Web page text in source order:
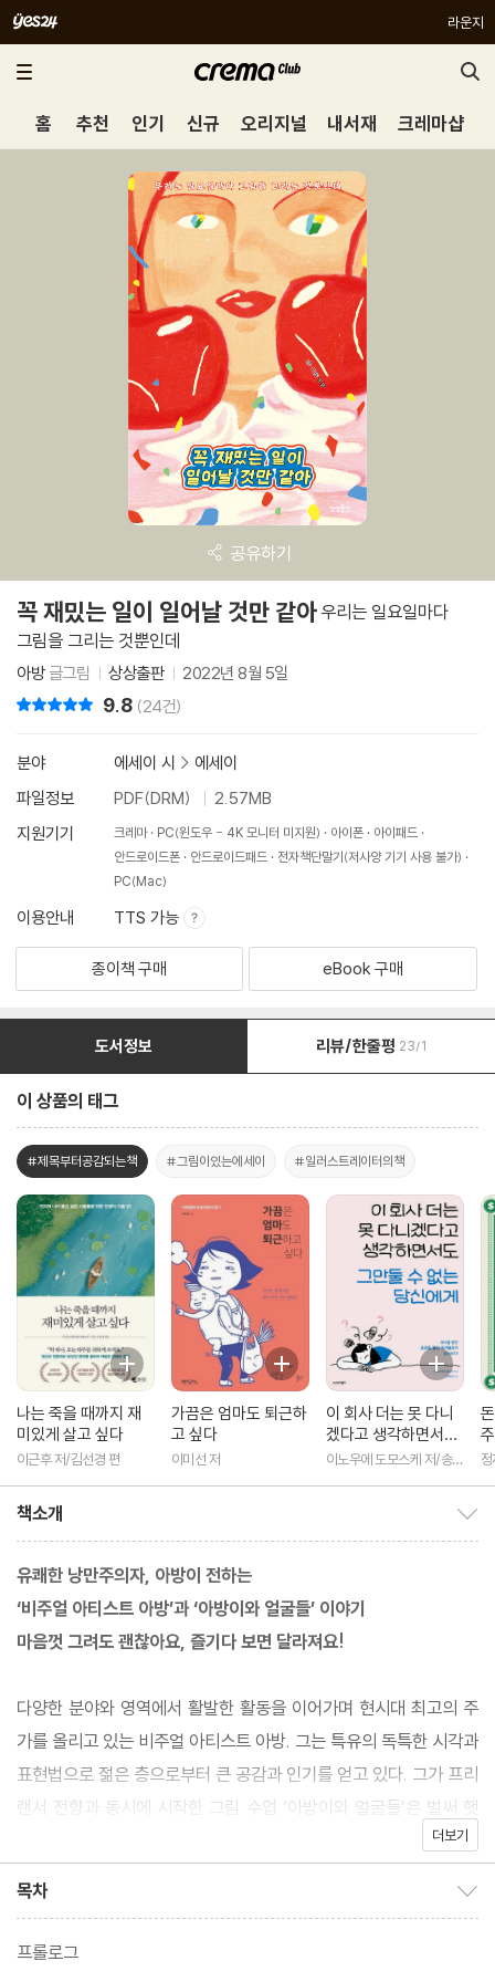
라운지
홈 추천 인기 신규 오리지널 내서재 크레마샵
공유하기
꼭 재밌는 일이 일어날 것만 같아우리는 일요일마다
그림을 그리는 것뿐인데
아방글그림 상상출판 2022년 8월 5일
9.8 (24건)
분야 에세이 시 > 에세이
파일정보
PDF(DRM)
2.57MB
지원기기
크레마 PC(윈도우 - 4K 모니터 미지원) 아이폰
아이패드
안드로이드폰
안드로이드패드
전자책단말기(저사양 기기 사용 불가)
PC(Mac)
이용안내 TTS 가능
종이책 구매 eBook 구매
도서정보 리뷰/한줄평 23/1
이 상품의 태그
#제목부터공감되는책 #그림이있는에세이 #일러스트레이터의책
나는 죽을 때까지 재
미있게 살고 싶다
이근후 저/김선경 편
가끔은 엄마도 퇴근하
고 싶다
이미선 저
이 회사 더는 못 다니
겠다고 생각하면서도
그만둘 수 없는 당신
이노우에 도모스케 저/송해
책소개
유쾌한 낭만주의자, 아방이 전하는
‘비주얼 아티스트 아방’과 ‘아방이와 얼굴들’ 이야기
마음껏 그려도 괜찮아요, 즐기다 보면 달라져요!
다양한 분야와 영역에서 활발한 활동을 이어가며 현시대 최고의 주
가를 올리고 있는 비주얼 아티스트 아방. 그는 특유의 독특한 시각과
표현법으로 젊은 층으로부터 큰 공감과 인기를 얻고 있다. 그가 프리
랜서 전향과 동시에 시작한 그림 수업 ‘아방이와 얼굴들’은 벌써 햇
수로 11년을 맞았고, 누적 수강생은 천 명이 넘는다. '아방이와 얼굴
은 것을, 그리고 싶은 대로 그릴 수 있게 연습시켜 줄 뿐이다. 눈치
보지 않고 본능에 몸을 맡기는 시간, 어떤 색깔을 좋아하고 어디에
더보기
목차
프롤로그